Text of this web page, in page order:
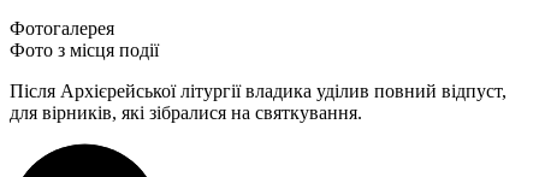
Фотогалерея
Фото з місця події
Після Архієрейської літургії владика уділив повний відпуст,
для вірників, які зібралися на святкування.